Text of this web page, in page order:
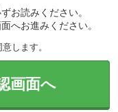
お読みください。
へお進みください。
します。
画面へ